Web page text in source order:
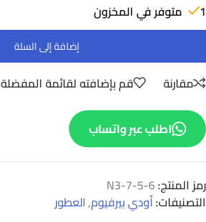
1 متوفر في المخزون
إضافة إلى السلة
مقارنة قم بإضافته لقائمة المفضلة
اطلب عبر واتساب
رمز المنتج:N3-7-5-6
التصنيفات:أودي بيرفيوم,العطور